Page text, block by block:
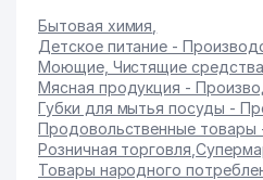
Бытовая химия
Детское питание -
Моющие, Чистящие средства
Мясная продукция -
Губки для мытья посуды -
Продовольственные товары
Розничная торговля ,
Товары народного